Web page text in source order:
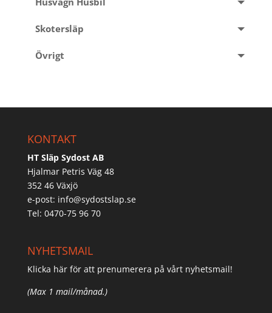
Skotersläp
Övrigt
KONTAKT
HT Släp Sydost AB
Hjalmar Petris Väg 48
352 46 Växjö
e-post: info@sydostslap.se
Tel: 0470-75 96 70
NYHETSMAIL
Klicka här för att prenumerera på vårt nyhetsmail!
(Max 1 mail/månad.)